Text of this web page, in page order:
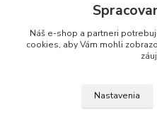
Upravit
Náš e-shop a partneri
cookies, aby Vám mohli
Nastavenia